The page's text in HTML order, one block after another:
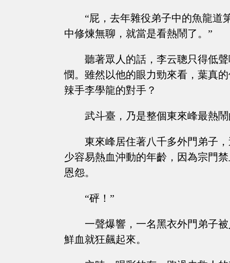
“屁，去年雜役弟子中的魚龍道
中修煉無聊，就當是看熱鬧了。”
聽著眾人的話，李云聰只得低
憫。雖然以他的眼力勁來看，葉真
辣手李學龍的對手？
武斗臺，乃是整個東來峰最熱
東來峰居住著八千多外門弟子
少容易熱血沖動的年齡，因為宗門
恩怨。
“砰！”
一聲爆響，一名黑衣外門弟子
鮮血就狂飆起來。